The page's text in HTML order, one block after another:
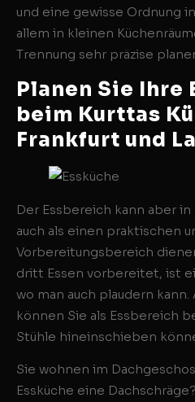
und eine gewisse Ordnung
allem in kleinen
Trennung sehr präzise
Planen Sie Ihre
beim Kurttas
Frankfurt und
Der Essbereich kann aber
auch als einen praktischen
Vorbereitungsbereich
dritt Essen vorbereitet, ist
wo man auch plaudern
können Sie als Essbereich
Stühle hineinschieben
Sie wohnen im
Essküche eine